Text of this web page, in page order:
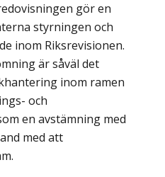
gör en
styrningen och
inom Riksrevisionen.
är såväl det
inom ramen
och
en avstämning med
med att